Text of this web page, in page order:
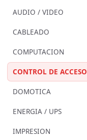
AUDIO / VIDEO
CABLEADO
COMPUTACION
CONTROL DE ACCESO
DOMOTICA
ENERGIA / UPS
IMPRESION